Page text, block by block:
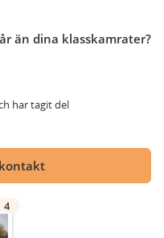
än dina klasskamrater?
har tagit del
4